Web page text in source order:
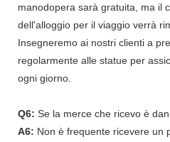
manodopera sarà gratuita, ma il
dell'alloggio per il viaggio verrà
Insegneremo ai nostri clienti a
regolarmente alle statue per
ogni giorno.
Q6: Se la merce che ricevo è
A6: Non è frequente ricevere un